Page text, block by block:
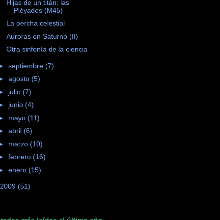
Hijas de un titán: las
Pléyades (M45)
La percha celestial
Auroras en Saturno (II)
Otra sinfonía de la ciencia
septiembre (7)
agosto (5)
julio (7)
junio (4)
mayo (11)
abril (6)
marzo (10)
febrero (16)
enero (15)
2009 (51)